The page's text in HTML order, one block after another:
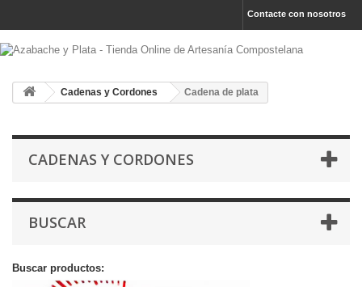
Contacte con nosotros
Cadenas y Cordones Cadena de plata
CADENAS Y CORDONES
BUSCAR
Buscar productos: